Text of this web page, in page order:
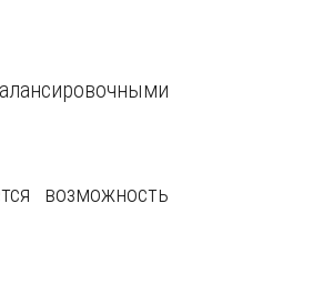
возможность